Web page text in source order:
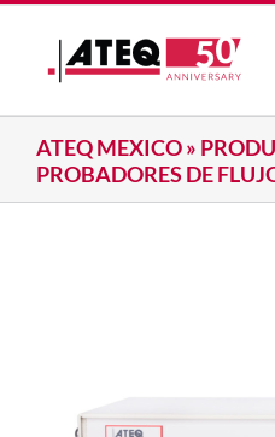
Skip
content
ATEQ MEXICO»
PROBADORES DE